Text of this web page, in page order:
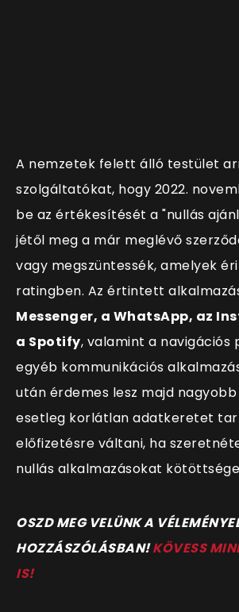
A nemzetek felett álló testület
szolgáltatókat, hogy 2022.
be az értékesítését a "nullás
jétől meg a már meglévő
vagy megszüntessék, amelyek
ratingben. Az értintett
Messenger, a WhatsApp, az
a Spotify, valamint a navigációs
egyéb kommunikációs
után érdemes lesz majd
esetleg korlátlan adatkeretet
előfizetésre váltani, ha
nullás alkalmazásokat
OSZD MEG VELÜNK A
HOZZÁSZÓLÁSBAN!KÖVESS
IS!